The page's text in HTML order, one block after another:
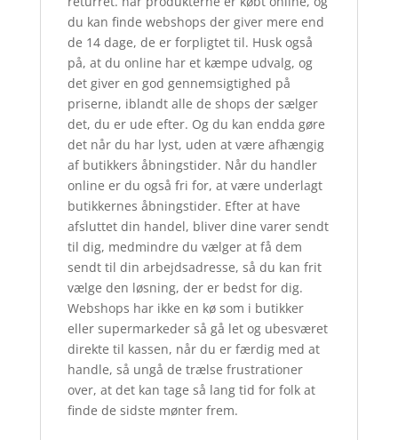
du kan finde webshops der giver mere end
de 14 dage, de er forpligtet til. Husk også
på, at du online har et kæmpe udvalg, og
det giver en god gennemsigtighed på
priserne, iblandt alle de shops der sælger
det, du er ude efter. Og du kan endda gøre
det når du har lyst, uden at være afhængig
af butikkers åbningstider. Når du handler
online er du også fri for, at være underlagt
butikkernes åbningstider. Efter at have
afsluttet din handel, bliver dine varer sendt
til dig, medmindre du vælger at få dem
sendt til din arbejdsadresse, så du kan frit
vælge den løsning, der er bedst for dig.
Webshops har ikke en kø som i butikker
eller supermarkeder så gå let og ubesværet
direkte til kassen, når du er færdig med at
handle, så ungå de trælse frustrationer
over, at det kan tage så lang tid for folk at
finde de sidste mønter frem.